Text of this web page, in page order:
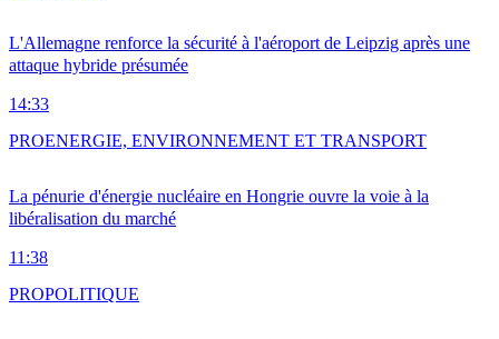
L'Allemagne renforce la sécurité à l'aéroport de Leipzig après une
attaque hybride présumée
14:33
La pénurie d'énergie nucléaire en Hongrie ouvre la voie à la
libéralisation du marché
11:38
PROENERGIE, ENVIRONNEMENT ET TRANSPORT
PROPOLITIQUE